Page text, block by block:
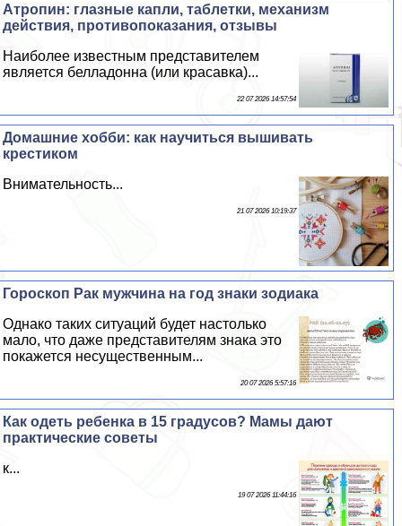
Атропин: глазные капли, таблетки, механизм
действия, противопоказания, отзывы
Наиболее известным представителем
является белладонна (или красавка)...
22 07 2026 14:57:54
Домашние хобби: как научиться вышивать
крестиком
Внимательность...
21 07 2026 10:19:37
Гороскоп Paк мужчина на год знаки зодиака
Однако таких ситуаций будет настолько
мало, что даже представителям знака это
покажется несущественным...
20 07 2026 5:57:16
Как одеть ребенка в 15 градусов? Мамы дают
пpaктические советы
к...
19 07 2026 11:44:16